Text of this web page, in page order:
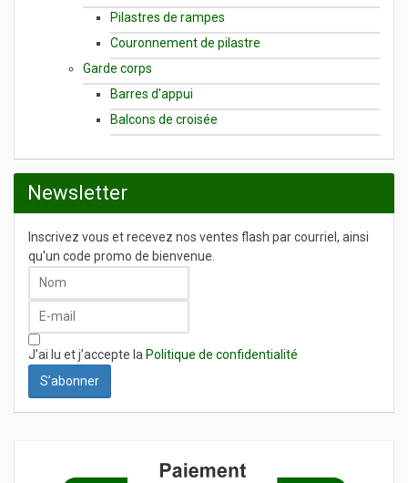
Pilastres de rampes
Couronnement de pilastre
Garde corps
Barres d'appui
Balcons de croisée
Newsletter
Inscrivez vous et recevez nos ventes flash par courriel, ainsi
qu'un code promo de bienvenue.
J’ai lu et j’accepte la Politique de confidentialité
S’abonner